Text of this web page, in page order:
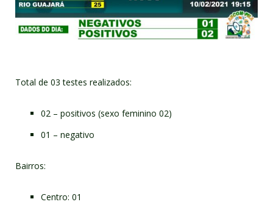
Total de 03 testes realizados:
02 – positivos (sexo feminino 02)
01 – negativo
Bairros:
Centro: 01